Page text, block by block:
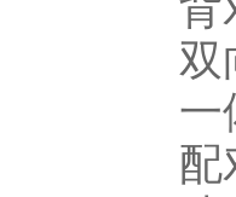
双
一
配